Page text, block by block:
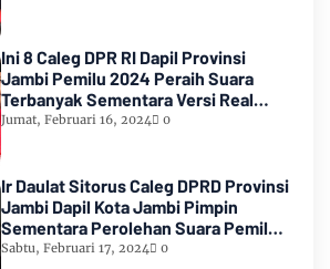
Ini 8 Caleg DPR RI Dapil Provinsi
Jambi Pemilu 2024 Peraih Suara
Terbanyak Sementara Versi Real
Count KPU RI
Jumat, Februari 16, 2024 0
Ir Daulat Sitorus Caleg DPRD Provinsi
Jambi Dapil Kota Jambi Pimpin
Sementara Perolehan Suara Pemilu
2024
Sabtu, Februari 17, 2024 0